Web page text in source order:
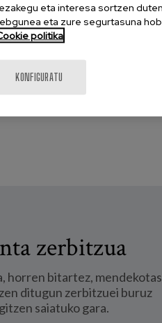
zerbitzua
horren bitartez,
ditugun zerbitzuei buruz
saiatuko gara.
eta interesa sortzen
eta zure segurtasuna
politika
KONFIGURATU